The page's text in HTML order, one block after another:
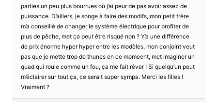
parties un peu plus bourrues où j’ai peur de pas avoir assez de
puissance. D’aillers, je songe à faire des modifs, mon petit frère
m’a conseillé de changer le système électrique pour profiter de
plus de pêche, met ça peut être risqué non ? Y’a une différence
de prix énorme hyper hyper entre les modèles, mon conjoint veut
pas que je mette trop de thunes en ce momeent, met imaginer un
quad qui roule comme un fou, ça me fait rêver ! Si quelqu’un peut
m’éclairer sur tout ça, ce serait super sympa. Merci les filles !
Vraiment ?